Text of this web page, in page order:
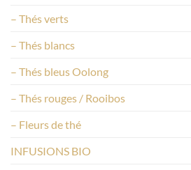
– Thés verts
– Thés blancs
– Thés bleus Oolong
– Thés rouges / Rooibos
– Fleurs de thé
INFUSIONS BIO